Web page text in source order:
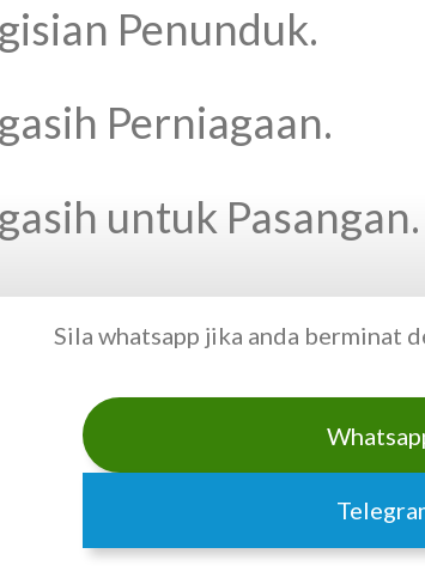
Penunduk.
Perniagaan.
untuk Pasangan.
Sila whatsapp jika anda berminat